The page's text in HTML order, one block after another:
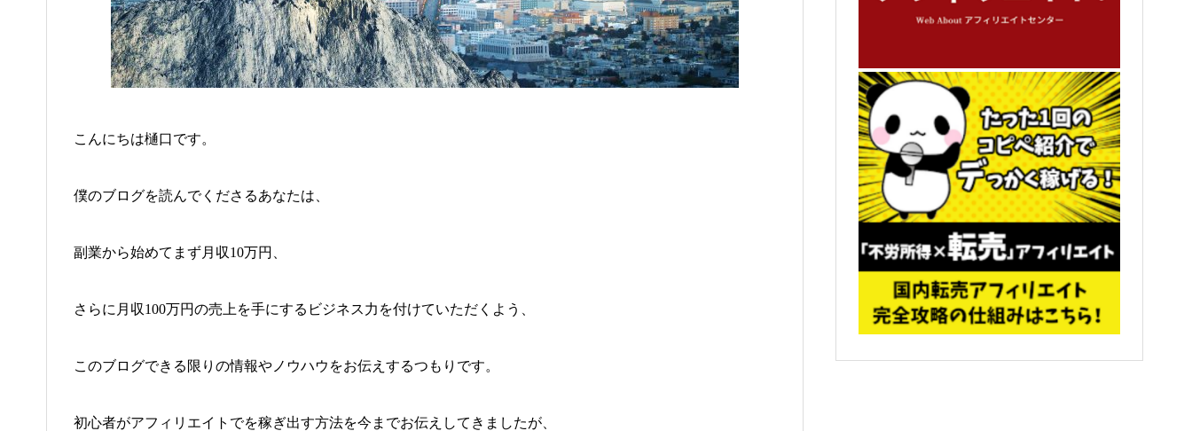
こんにちは樋口です。
僕のブログを読んでくださるあなたは、
副業から始めてまず月収10万円、
さらに月収100万円の売上を手にするビジネス力を付けていただくよう、
このブログできる限りの情報やノウハウをお伝えするつもりです。
初心者がアフィリエイトでを稼ぎ出す方法を今までお伝えしてきましたが、